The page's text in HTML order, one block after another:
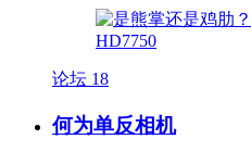
论坛 18
何为单反相机